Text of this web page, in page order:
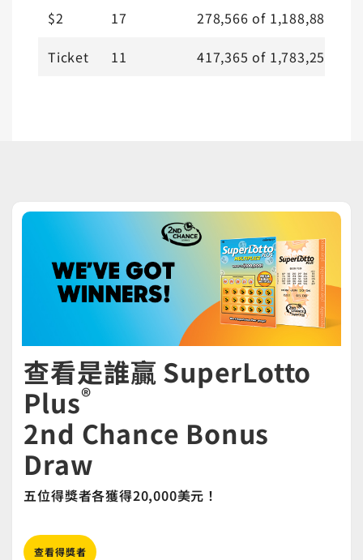
$2 17 278,566of 1,188,886
Ticket
11 417,365of 1,783,257
查看是誰贏 SuperLotto
Plus®
2nd Chance Bonus
Draw
五位得獎者各獲得20,000美元！
查看得獎者